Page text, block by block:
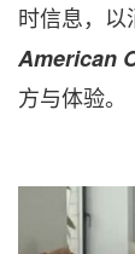
时信息，以
American
方与体验。